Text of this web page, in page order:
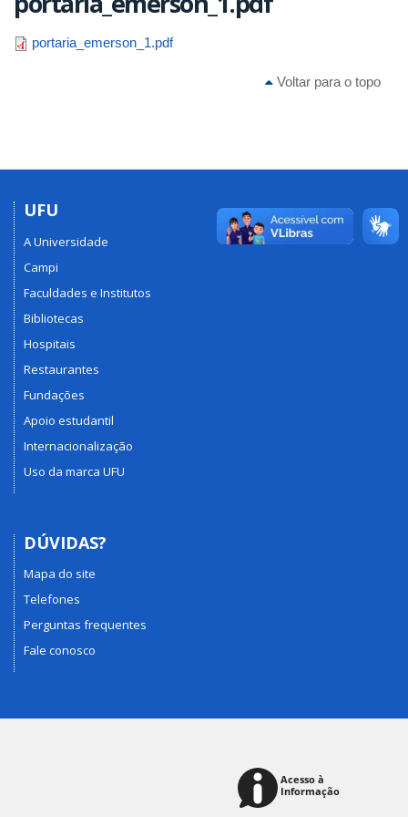
portaria_emerson_1.pdf
Voltar para o topo
UFU
A Universidade
Campi
Faculdades e Institutos
Bibliotecas
Hospitais
Restaurantes
Fundações
Apoio estudantil
Internacionalização
Uso da marca UFU
DÚVIDAS?
Mapa do site
Telefones
Perguntas frequentes
Fale conosco